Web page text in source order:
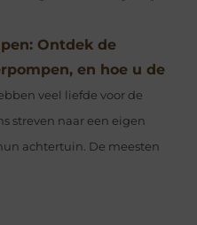
Ontdek de
en hoe u de
veel liefde voor de
streven naar een eigen
achtertuin. De meesten